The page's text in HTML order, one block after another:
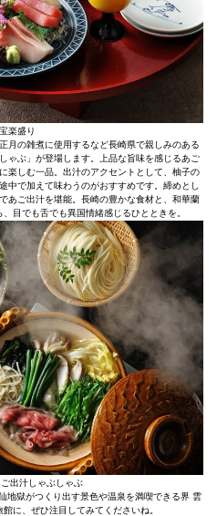
楽盛り
月の雑煮に使用するなど長崎県で親しみのある
ゃぶ」が登場します。上品な旨味を感じるあご
楽しむ一品。出汁のアクセントとして、柚子の
中で加えて味わうのがおすすめです。締めとし
あご出汁を堪能。長崎の豊かな食材と、和華蘭
目でも舌でも異国情緒感じるひとときを。
出汁しゃぶしゃぶ
地獄がつくり出す景色や温泉を満喫できる界 雲
に、ぜひ注目してみてくださいね。